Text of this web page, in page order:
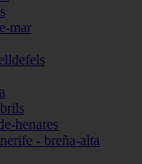
mar
henares
- breña-alta